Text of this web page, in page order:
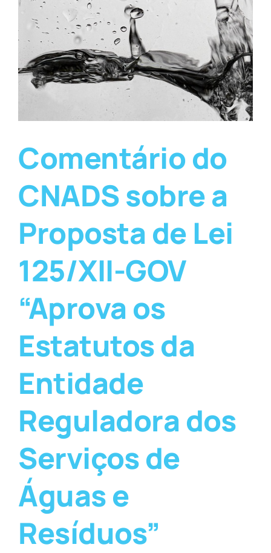
Comentário do
CNADS sobre a
Proposta de Lei
125/XII-GOV
“Aprova os
Estatutos da
Entidade
Reguladora dos
Serviços de
Águas e
Resíduos”